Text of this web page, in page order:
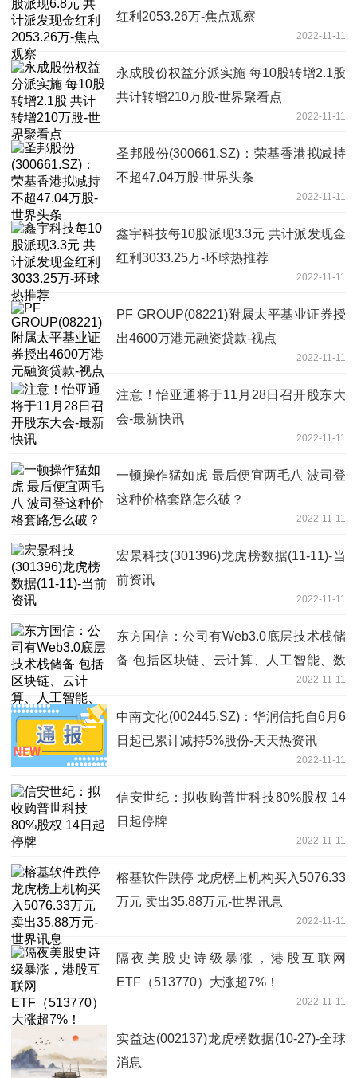
红利2053.26万-焦点观察
2022-11-11
永成股份权益分派实施 每10股转增2.1股
共计转增210万股-世界聚看点
2022-11-11
圣邦股份(300661.SZ)：荣基香港拟减持
不超47.04万股-世界头条
2022-11-11
鑫宇科技每10股派现3.3元 共计派发现金
红利3033.25万-环球热推荐
2022-11-11
PF GROUP(08221)附属太平基业证券授
出4600万港元融资贷款-视点
2022-11-11
注意！怡亚通将于11月28日召开股东大
会-最新快讯
2022-11-11
一顿操作猛如虎 最后便宜两毛八 波司登
这种价格套路怎么破？
2022-11-11
宏景科技(301396)龙虎榜数据(11-11)-当
前资讯
2022-11-11
东方国信：公司有Web3.0底层技术栈储
备 包括区块链、云计算、人工智能、数
2022-11-11
中南文化(002445.SZ)：华润信托自6月6
日起已累计减持5%股份-天天热资讯
2022-11-11
信安世纪：拟收购普世科技80%股权 14
日起停牌
2022-11-11
榕基软件跌停 龙虎榜上机构买入5076.33
万元 卖出35.88万元-世界讯息
2022-11-11
隔夜美股史诗级暴涨，港股互联网
ETF（513770）大涨超7%！
2022-11-11
实益达(002137)龙虎榜数据(10-27)-全球
消息